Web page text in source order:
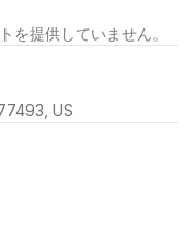
を提供していません。
US